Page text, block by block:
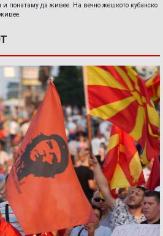
и понатаму да живее. На вечно жешкото кубанско